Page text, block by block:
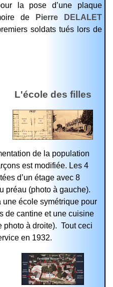
la pose d’une plaque
de
Pierre DELALET
soldats tués lors de
L'école des filles
de la population
est modifiée. Les 4
d’un étage avec 8
préau (photo à gauche).
une école symétrique pour
de cantine et une cuisine
photo à droite). Tout ceci
en 1932.